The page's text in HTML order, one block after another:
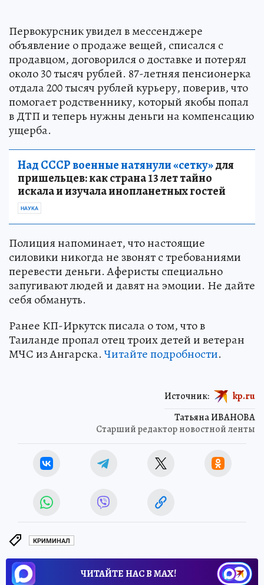
Первокурсник увидел в мессенджере
объявление о продаже вещей, списался с
продавцом, договорился о доставке и потерял
около 30 тысяч рублей. 87-летняя пенсионерка
отдала 200 тысяч рублей курьеру, поверив, что
помогает родственнику, который якобы попал
в ДТП и теперь нужны деньги на компенсацию
ущерба.
Над СССР военные натянули «сетку»для
пришельцев: как страна 13 лет тайно
искала и изучала инопланетных гостей
НАУКА
Полиция напоминает, что настоящие
силовики никогда не звонят с требованиями
перевести деньги. Аферисты специально
запугивают людей и давят на эмоции. Не дайте
себя обмануть.
Ранее КП-Иркутск писала о том, что в
Таиланде пропал отец троих детей и ветеран
МЧС из Ангарска.Читайте подробности.
Татьяна ИВАНОВА
Старший редактор новостной ленты
Источник: kp.ru
КРИМИНАЛ
ЧИТАЙТЕ НАС В МАХ!